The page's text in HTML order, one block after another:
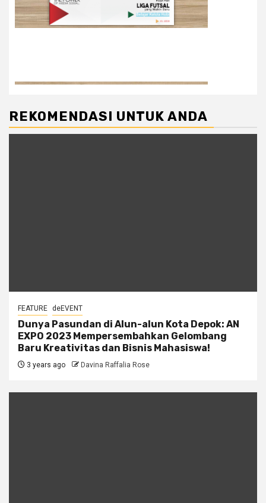
REKOMENDASI UNTUK ANDA
FEATURE deEVENT
Dunya Pasundan di Alun-alun Kota Depok: AN
EXPO 2023 Mempersembahkan Gelombang
Baru Kreativitas dan Bisnis Mahasiswa!
3 years ago Davina Raffalia Rose